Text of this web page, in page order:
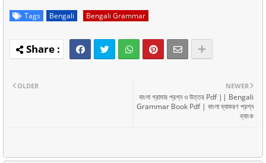
Tags Bengali Bengali Grammar
NEWER
বাংলা গ্রামার প্রশ্ন ও উত্তর Pdf || Bengali
Grammar Book Pdf | বাংলা ব্যাকরণ প্রশ্ন
ব্যাংক
OLDER